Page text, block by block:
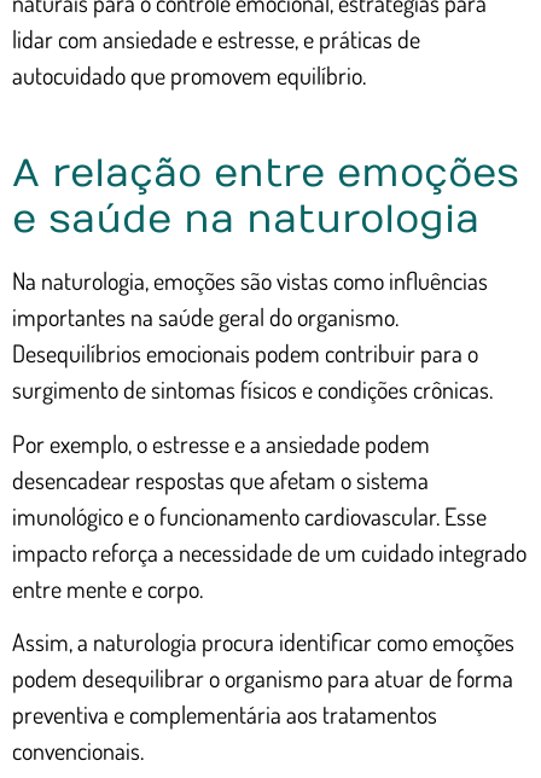
lidar com ansiedade e estresse, e práticas de
autocuidado que promovem equilíbrio.
A relação entre emoções
e saúde na naturologia
Na naturologia, emoções são vistas como influências
importantes na saúde geral do organismo.
Desequilíbrios emocionais podem contribuir para o
surgimento de sintomas físicos e condições crônicas.
Por exemplo, o estresse e a ansiedade podem
desencadear respostas que afetam o sistema
imunológico e o funcionamento cardiovascular. Esse
impacto reforça a necessidade de um cuidado integrado
entre mente e corpo.
Assim, a naturologia procura identificar como emoções
podem desequilibrar o organismo para atuar de forma
preventiva e complementária aos tratamentos
convencionais.